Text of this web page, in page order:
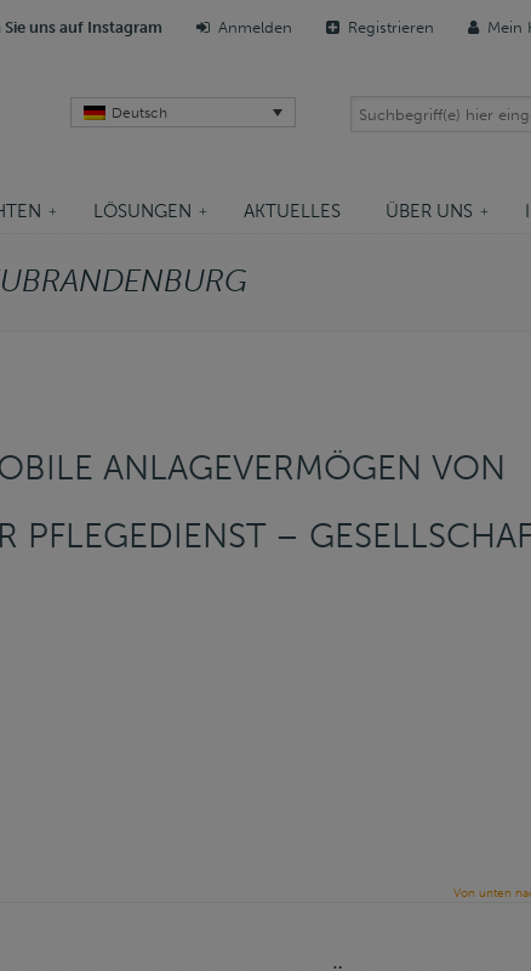
Sie uns auf Instagram Anmelden Registrieren Mein
Deutsch
LÖSUNGEN AKTUELLES ÜBER UNS
ANLAGEVERMÖGEN VON
PFLEGEDIENST –
Von unten